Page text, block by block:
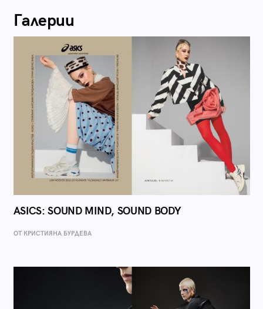
Галерии
ASICS: SOUND MIND, SOUND BODY
ОТ КРИСТИЯНА БУРДЕВА